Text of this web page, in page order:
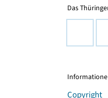
Das
Copyright